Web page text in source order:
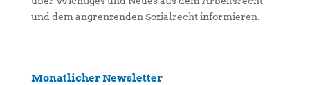
und dem angrenzenden Sozialrecht informieren.
Monatlicher Newsletter